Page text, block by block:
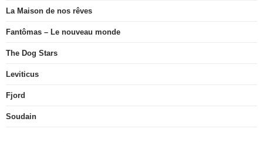
La Maison de nos rêves
Fantômas – Le nouveau monde
The Dog Stars
Leviticus
Fjord
Soudain